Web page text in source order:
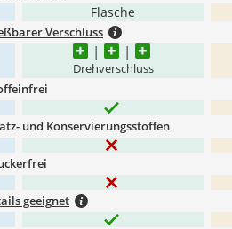
Flasche
Verschluss
Drehverschluss
und Konservierungsstoffen
geeignet